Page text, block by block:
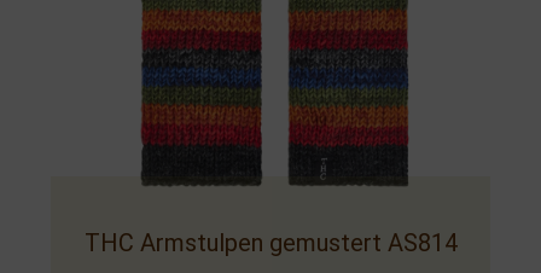
THC Armstulpen gemustert AS814